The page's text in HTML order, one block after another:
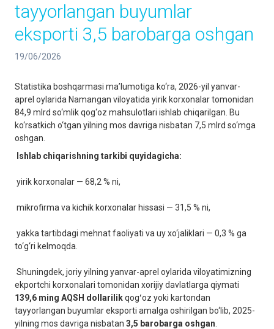
tayyorlangan buyumlar
eksporti 3,5 barobarga oshgan
19/06/2026
Statistika boshqarmasi ma’lumotiga ko‘ra, 2026-yil yanvar-
aprel oylarida Namangan viloyatida yirik korxonalar tomonidan
84,9 mlrd so‘mlik qog‘oz mahsulotlari ishlab chiqarilgan. Bu
ko‘rsatkich o‘tgan yilning mos davriga nisbatan 7,5 mlrd so‘mga
oshgan.
Ishlab chiqarishning tarkibi quyidagicha:
yirik korxonalar — 68,2 % ni,
mikrofirma va kichik korxonalar hissasi — 31,5 % ni,
yakka tartibdagi mehnat faoliyati va uy xo‘jaliklari — 0,3 % ga
to‘g‘ri kelmoqda.
Shuningdek, joriy yilning yanvar-aprel oylarida viloyatimizning
ekportchi korxonalari tomonidan xorijiy davlatlarga qiymati
139,6 ming AQSH dollarilikqogʻoz yoki kartondan
tayyorlangan buyumlar eksporti amalga oshirilgan bo‘lib, 2025-
yilning mos davriga nisbatan 3,5 barobarga oshgan